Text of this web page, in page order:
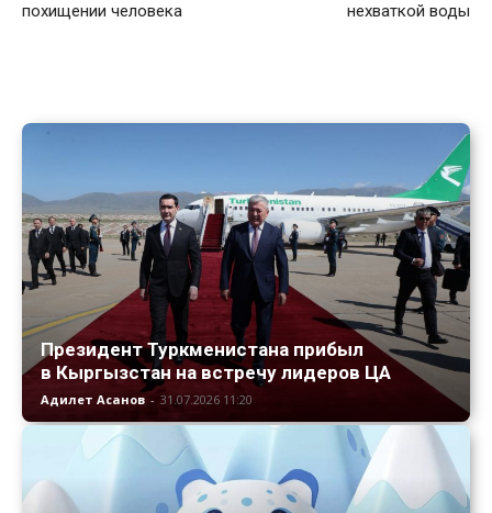
похищении человека
нехваткой воды
Президент Туркменистана прибыл
в Кыргызстан на встречу лидеров ЦА
Адилет Асанов - 31.07.2026 11:20